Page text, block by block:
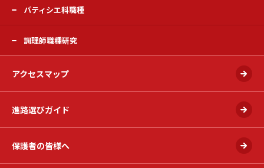
パティシエ科職種
調理師職種研究
アクセスマップ
進路選びガイド
保護者の皆様へ